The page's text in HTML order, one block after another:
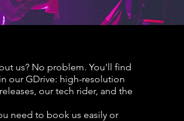
us? No problem. You'll find
our GDrive: high-resolution
our tech rider, and the
need to book us easily or